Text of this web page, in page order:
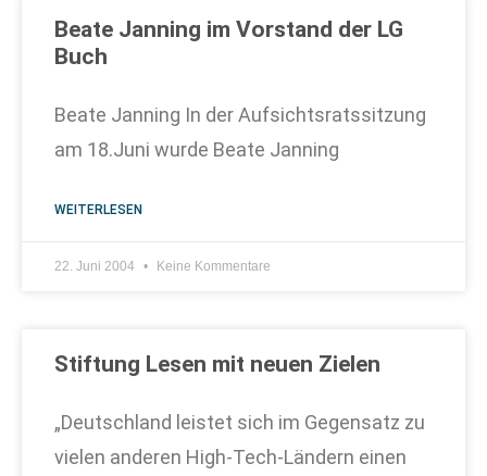
Beate Janning im Vorstand der LG
Buch
Beate Janning In der Aufsichtsratssitzung
am 18.Juni wurde Beate Janning
WEITERLESEN
22. Juni 2004 Keine Kommentare
Stiftung Lesen mit neuen Zielen
„Deutschland leistet sich im Gegensatz zu
vielen anderen High-Tech-Ländern einen